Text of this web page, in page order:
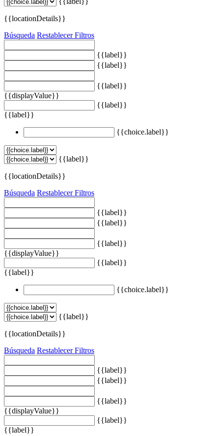
{{locationDetails}}
Búsqueda Restablecer Filtros
{{label}}
{{label}}
{{label}}
{{displayValue}}
{{label}}
{{label}}
{{choice.label}}
{{label}}
{{locationDetails}}
Búsqueda Restablecer Filtros
{{label}}
{{label}}
{{label}}
{{displayValue}}
{{label}}
{{label}}
{{choice.label}}
{{label}}
{{locationDetails}}
Búsqueda Restablecer Filtros
{{label}}
{{label}}
{{label}}
{{displayValue}}
{{label}}
{{label}}